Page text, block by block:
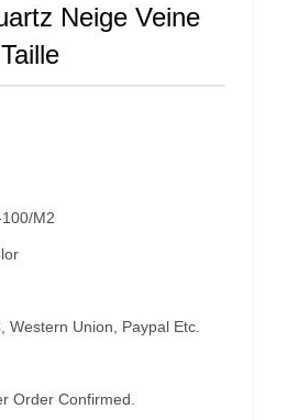
Neige Veine
m2
Western Union, Paypal Etc.
Order Confirmed.